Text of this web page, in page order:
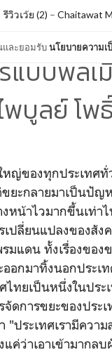
และยอมรับนโยบายความเ
รีวิวเว้ย (2) – Chaitawat
แบบพลเ
พบูลย์ โ
ญ่ของทุกประเทศทั่
ยะกลายมาเป็นปัญ
หน้าไวมากขึ้นเท่า
เปลี่ยนแปลงของสั
มแดน ทั้งเรื่องของ
อกมาทิ้งนอกประเ
ไทยเป็นหนึ่งในปร
ดการขยะของประ
ประเทศเรามีควา
ค่ว่าเอาเข้ามาก